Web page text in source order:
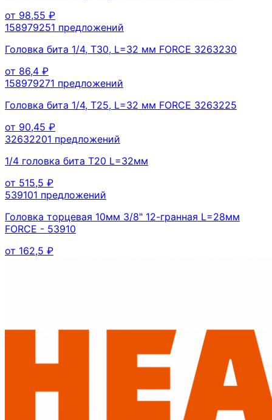
от 98,55 ₽
158979251 предложений
Головка бита 1/4, Т30, L=32 мм FORCE 3263230
от 86,4 ₽
158979271 предложений
Головка бита 1/4, Т25, L=32 мм FORCE 3263225
от 90,45 ₽
32632201 предложений
1/4 головка бита Т20 L=32мм
от 515,5 ₽
539101 предложений
Головка торцевая 10мм 3/8" 12-гранная L=28мм
FORCE - 53910
от 162,5 ₽